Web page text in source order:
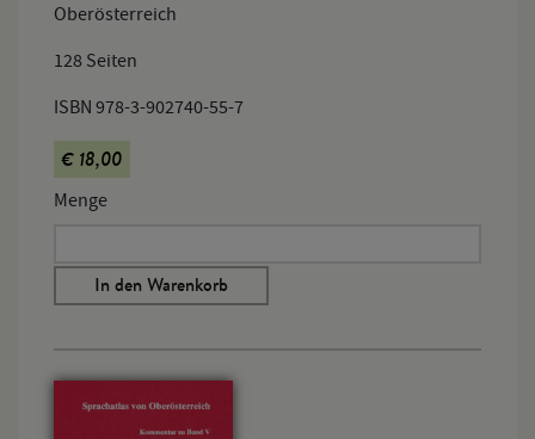
Oberösterreich
128 Seiten
ISBN 978-3-902740-55-7
€ 18,00
Menge
In den Warenkorb